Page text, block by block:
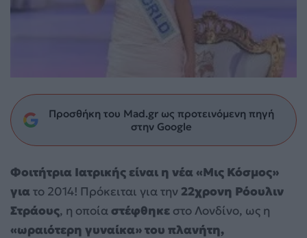
Προσθήκη του Mad.gr ως προτεινόμενη πηγή
στην Google
Φοιτήτρια Ιατρικής είναι η νέα «Μις Κόσμος»
για το 2014! Πρόκειται για την 22χρονη Ρόουλιν
Στράους, η οποίαστέφθηκε στο Λονδίνο, ως η
«ωραιότερη γυναίκα» του πλανήτη,